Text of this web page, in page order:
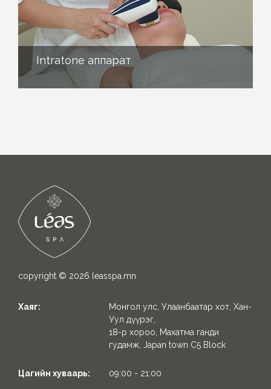
Intratone аппарат
copyright © 2026 leasspa.mn
Хаяг:
Монгол улс, Улаанбаатар хот, Хан-
Уул дүүрэг,
18-р хороо, Махатма ганди
гудамж, Japan town C5 Block
Цагийн хуваарь: 09:00 - 21:00